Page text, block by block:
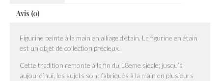
Avis (0)
Figurine peinte à la main en alliage d’étain. La figurine en étain
est un objet de collection précieux.
Cette tradition remonte à la fin du 18eme siècle; jusqu’à
aujourd’hui, les sujets sont fabriqués à la main en plusieurs